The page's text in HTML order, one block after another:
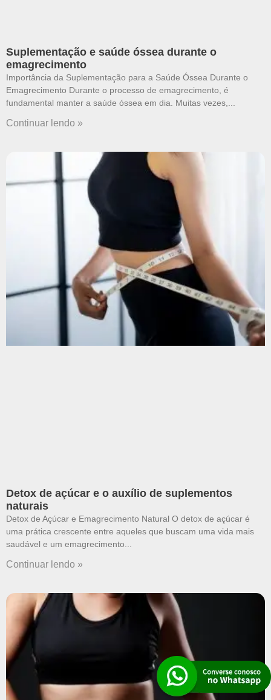
Suplementação e saúde óssea durante o
emagrecimento
Importância da Suplementação para a Saúde Óssea Durante o
Emagrecimento Durante o processo de emagrecimento, é
fundamental manter a saúde óssea em dia. Muitas vezes,
Continuar lendo »
Detox de açúcar e o auxílio de suplementos
naturais
Detox de Açúcar e Emagrecimento Natural O detox de açúcar é
uma prática crescente entre aqueles que buscam uma vida mais
saudável e um emagrecimento
Continuar lendo »